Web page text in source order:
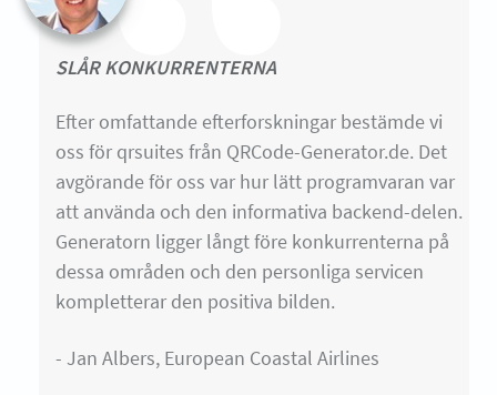
SLÅR KONKURRENTERNA
Efter omfattande efterforskningar bestämde vi
oss för qrsuites från QRCode-Generator.de. Det
avgörande för oss var hur lätt programvaran var
att använda och den informativa backend-delen.
Generatorn ligger långt före konkurrenterna på
dessa områden och den personliga servicen
kompletterar den positiva bilden.
- Jan Albers, European Coastal Airlines